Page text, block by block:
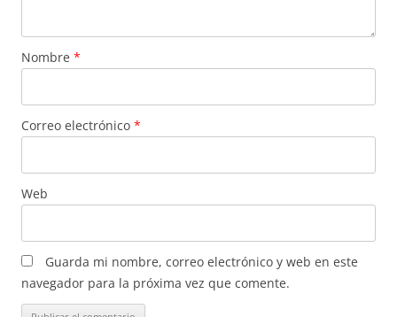
Nombre *
Correo electrónico *
Web
Guarda mi nombre, correo electrónico y web en este
navegador para la próxima vez que comente.